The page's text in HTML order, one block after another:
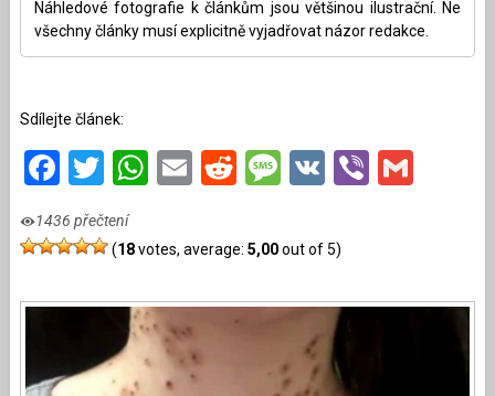
Náhledové fotografie k článkům jsou většinou ilustrační. Ne
všechny články musí explicitně vyjadřovat názor redakce.
Sdílejte článek:
Facebook
TwitterWhatsApp
EmailRedditMessage
VK Viber
1436 přečtení
(18votes, average: 5,00out of 5)